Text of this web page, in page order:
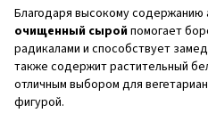
Благодаря высокому содержанию
очищенный сыройпомогает
радикалами и способствует
также содержит растительный
отличным выбором для
фигурой.